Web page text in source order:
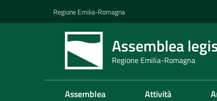
Regione Emilia-Romagna
Assemblea
Regione Emilia-Romagna
Assemblea Attività